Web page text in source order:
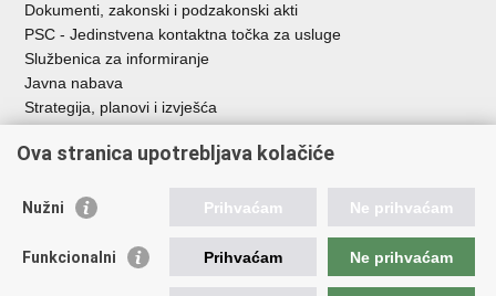
Dokumenti, zakonski i podzakonski akti
PSC - Jedinstvena kontaktna točka za usluge
Službenica za informiranje
Javna nabava
Strategija, planovi i izvješća
Korisne poveznice
Vlada RH
Ova stranica upotrebljava kolačiće
Nužni Prihvaćam Ne prihvaćam
Funkcionalni Prihvaćam Ne prihvaćam